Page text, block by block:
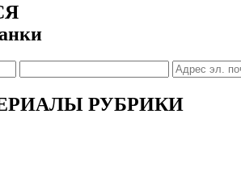
РУБРИКИ